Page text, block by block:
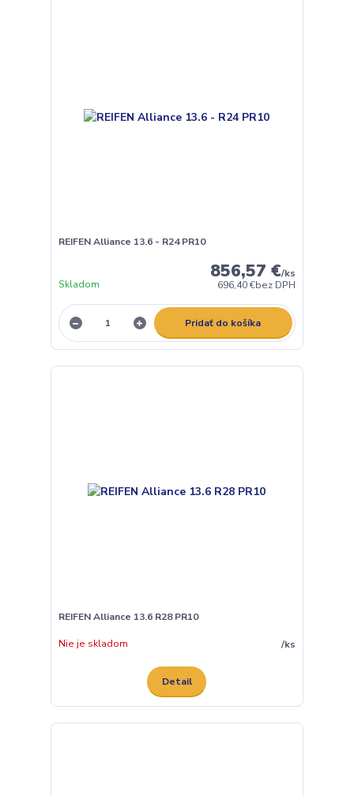
REIFEN Alliance 13.6 - R24 PR10
856,57 €/ks
696,40 €bez DPH
Skladom
Pridať do košíka
REIFEN Alliance 13.6 R28 PR10
/ks
Nie je skladom
Detail